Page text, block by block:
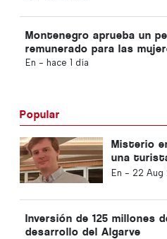
Montenegro aprueba un
remunerado para las
En - hace 1 día
Popular
Misterio
una
Algarve
En - 22 Aug
Inversión de 125 millones
desarrollo del Algarve